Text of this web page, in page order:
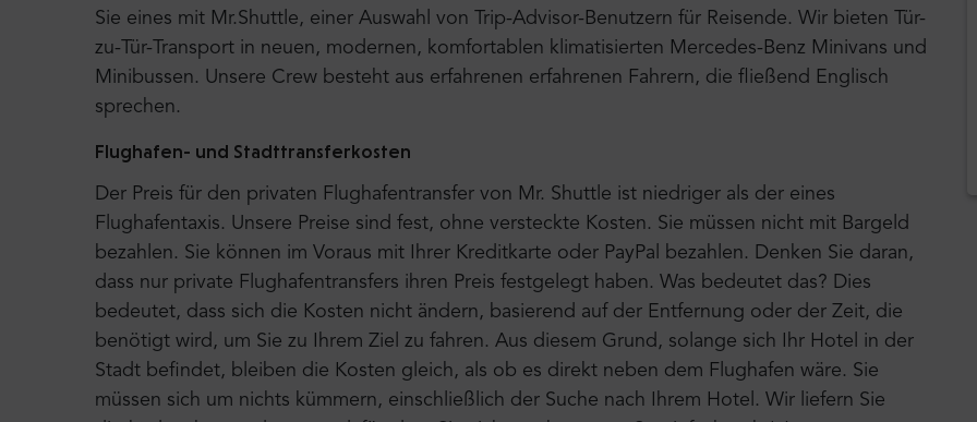
Sie eines mit Mr.Shuttle, einer Auswahl von Trip-Advisor-Benutzern für Reisende. Wir bieten Tür-
zu-Tür-Transport in neuen, modernen, komfortablen klimatisierten Mercedes-Benz Minivans und
Minibussen. Unsere Crew besteht aus erfahrenen erfahrenen Fahrern, die fließend Englisch
sprechen.
Flughafen- und Stadttransferkosten
Der Preis für den privaten Flughafentransfer von Mr. Shuttle ist niedriger als der eines
Flughafentaxis. Unsere Preise sind fest, ohne versteckte Kosten. Sie müssen nicht mit Bargeld
bezahlen. Sie können im Voraus mit Ihrer Kreditkarte oder PayPal bezahlen. Denken Sie daran,
dass nur private Flughafentransfers ihren Preis festgelegt haben. Was bedeutet das? Dies
bedeutet, dass sich die Kosten nicht ändern, basierend auf der Entfernung oder der Zeit, die
benötigt wird, um Sie zu Ihrem Ziel zu fahren. Aus diesem Grund, solange sich Ihr Hotel in der
Stadt befindet, bleiben die Kosten gleich, als ob es direkt neben dem Flughafen wäre. Sie
müssen sich um nichts kümmern, einschließlich der Suche nach Ihrem Hotel. Wir liefern Sie